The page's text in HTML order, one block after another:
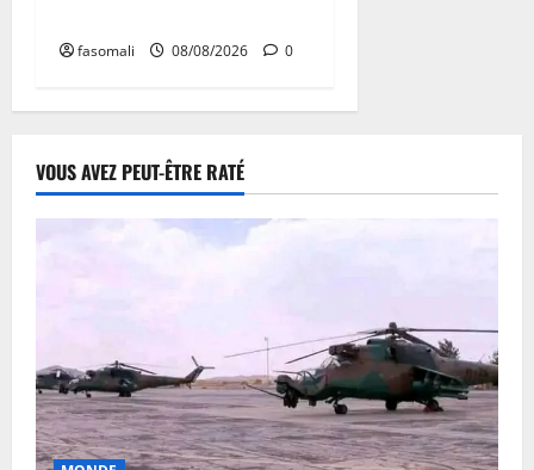
fasomali 08/08/2026 0
VOUS AVEZ PEUT-ÊTRE RATÉ